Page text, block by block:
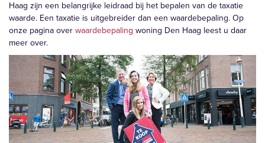
Haag zijn een belangrijke leidraad bij het bepalen van de taxatie
waarde. Een taxatie is uitgebreider dan een waardebepaling. Op
onze pagina over waardebepaling woning Den Haag leest u daar
meer over.